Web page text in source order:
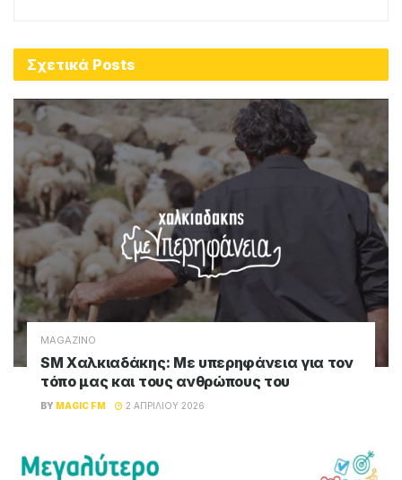
Σχετικά Posts
MAGAZINO
SM Χαλκιαδάκης: Με υπερηφάνεια για τον
τόπο μας και τους ανθρώπους του
BY MAGIC FM 2 ΑΠΡΙΛΊΟΥ 2026